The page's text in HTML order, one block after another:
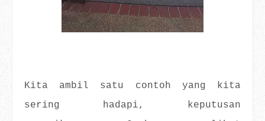
Kita ambil satu contoh yang kita
sering hadapi, keputusan